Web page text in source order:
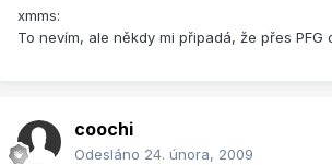
xmms:
To nevím, ale někdy mi připadá, že přes PFG
coochi
Odesláno 24. února, 2009